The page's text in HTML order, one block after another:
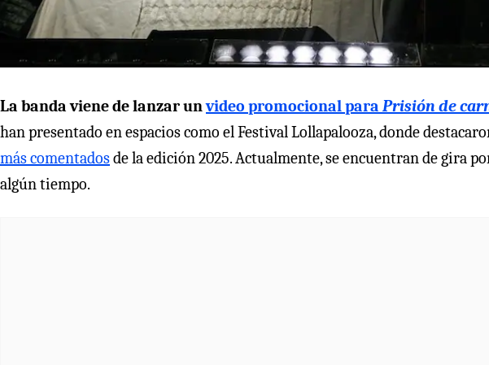
La banda viene de lanzar unvideo promocional para Prisión de
han presentado en espacios como el Festival Lollapalooza, donde
más comentadosde la edición 2025. Actualmente, se encuentran de gira
algún tiempo.